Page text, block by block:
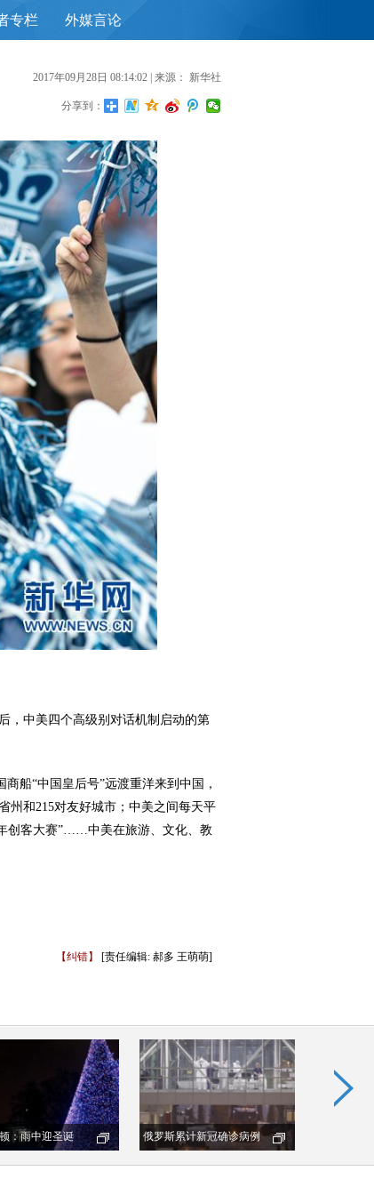
专栏 外媒言论
2017年09月28日 08:14:02 | 来源： 新华社
分享到：
，中美四个高级别对话机制启动的第
船“中国皇后号”远渡重洋来到中国，
州和215对友好城市；中美之间每天平
创客大赛”……中美在旅游、文化、教
【纠错】 [责任编辑: 郝多 王萌萌]